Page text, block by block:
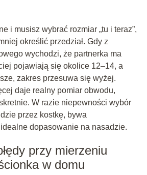
i musisz wybrać rozmiar „tu i teraz”,
określić przedział. Gdy z
wychodzi, że partnerka ma
pojawiają się okolice 12–14, a
zakres przesuwa się wyżej.
daje realny pomiar obwodu,
W razie niepewności wybór
przez kostkę, bywa
dopasowanie na nasadzie.
przy mierzeniu
w domu